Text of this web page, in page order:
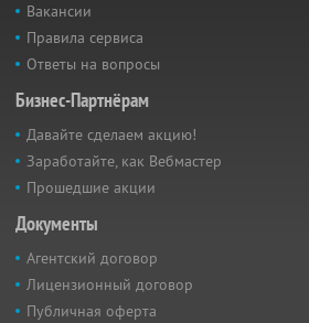
Вакансии
Правила сервиса
Ответы на вопросы
Бизнес-Партнёрам
Давайте сделаем акцию!
Заработайте, как Вебмастер
Прошедшие акции
Документы
Агентский договор
Лицензионный договор
Публичная оферта